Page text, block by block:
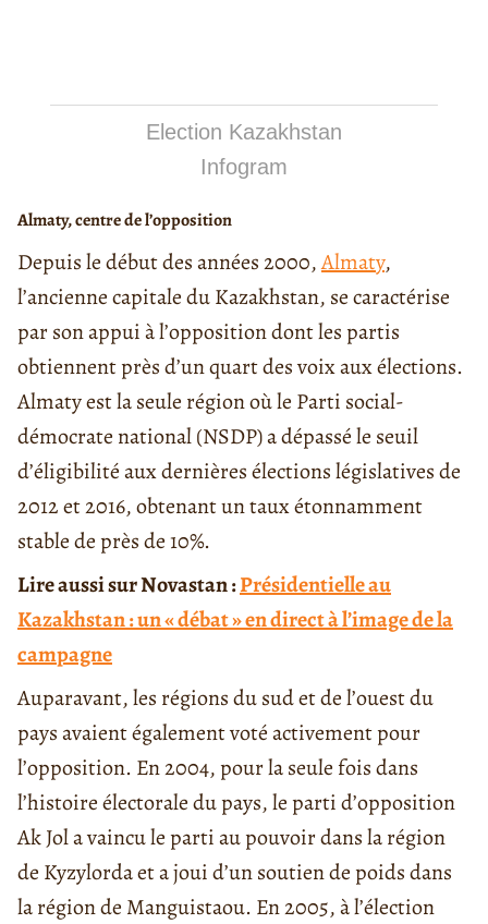
Election Kazakhstan
Infogram
Almaty, centre de l’opposition
Depuis le début des années 2000,Almaty,
l’ancienne capitale du Kazakhstan, se caractérise
par son appui à l’opposition dont les partis
obtiennent près d’un quart des voix aux élections.
Almaty est la seule région où le Parti social-
démocrate national (NSDP) a dépassé le seuil
d’éligibilité aux dernières élections législatives de
2012 et 2016, obtenant un taux étonnamment
stable de près de 10%.
Lire aussi sur Novastan :Présidentielle au
Kazakhstan : un « débat » en direct à l’image de la
campagne
Auparavant, les régions du sud et de l’ouest du
pays avaient également voté activement pour
l’opposition. En 2004, pour la seule fois dans
l’histoire électorale du pays, le parti d’opposition
Ak Jol a vaincu le parti au pouvoir dans la région
de Kyzylorda et a joui d’un soutien de poids dans
la région de Manguistaou. En 2005, à l’élection